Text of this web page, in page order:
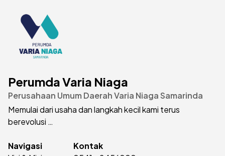
Perumda Varia Niaga
Perusahaan Umum Daerah Varia Niaga Samarinda
Memulai dari usaha dan langkah kecil kami terus
berevolusi
masyarakat Indonesia...
Navigasi
Kontak